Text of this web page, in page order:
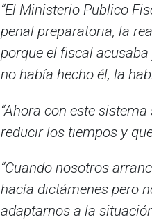
“El Ministerio Publico
penal preparatoria, la
porque el fiscal
no había hecho él, la
“Ahora con este
reducir los tiempos y
“Cuando nosotros
hacía dictámenes pero
adaptarnos a la